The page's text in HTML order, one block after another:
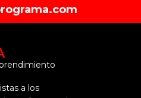
a los